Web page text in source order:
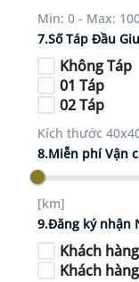
Min: 0 - Max:
7.Số Táp Đầu
Không Táp
01 Táp
02 Táp
Kích thước
8.Miễn phí Vận
[km]
9.Đăng ký nhận
Khách
Khách